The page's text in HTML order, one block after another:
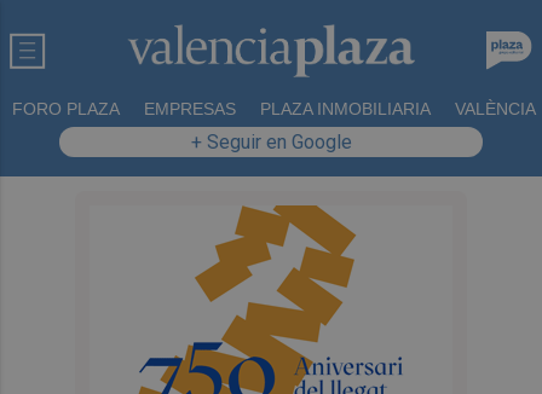
FORO PLAZA EMPRESAS PLAZA INMOBILIARIA VALÈNCIA
+ Seguir en Google